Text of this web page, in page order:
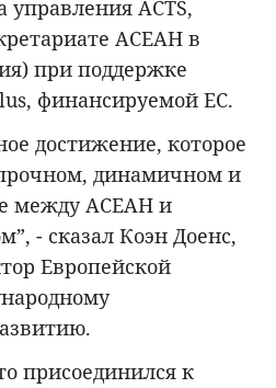
управления ACTS,
АСЕАН в
при поддержке
финансируемой ЕС.
достижение, которое
динамичном и
между АСЕАН и
- сказал Коэн Доенс,
Европейской
присоединился к